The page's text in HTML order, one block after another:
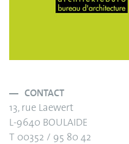
CONTACT
13, rue Laewert
L-9640 BOULAIDE
T 00352 / 95 80 42